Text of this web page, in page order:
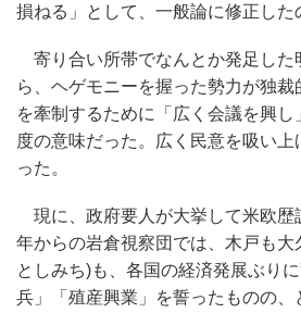
損ねる」として、一般論に修正した
寄り合い所帯でなんとか発足した
ら、ヘゲモニーを握った勢力が独
を牽制するために「広く会議を興し
度の意味だった。広く民意を吸い
った。
現に、政府要人が大挙して米欧歴
年からの岩倉視察団では、木戸も大
としみち)も、各国の経済発展ぶり
兵」「殖産興業」を誓ったものの、